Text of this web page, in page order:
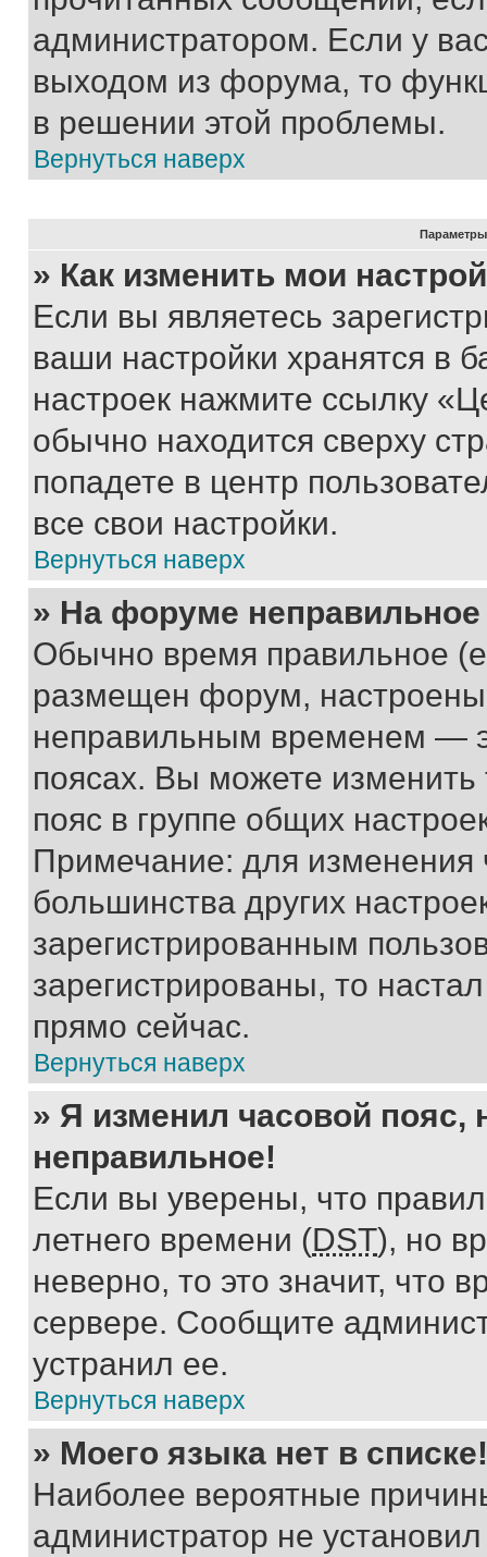
администратором. Если у
выходом из форума, то
в решении этой проблемы.
Вернуться наверх
Параметры
» Как изменить мои
Если вы являетесь
ваши настройки хранятся в
настроек нажмите ссылку
обычно находится сверху
попадете в центр
все свои настройки.
Вернуться наверх
» На форуме
Обычно время правильное
размещен форум, настроены
неправильным временем —
поясах. Вы можете изменить
пояс в группе общих
Примечание: для изменения
большинства других
зарегистрированным
зарегистрированы, то
прямо сейчас.
Вернуться наверх
» Я изменил часовой пояс,
неправильное!
Если вы уверены, что
летнего времени (DST), но
неверно, то это значит, что
сервере. Сообщите
устранил ее.
Вернуться наверх
» Моего языка нет в списке!
Наиболее вероятные
администратор не